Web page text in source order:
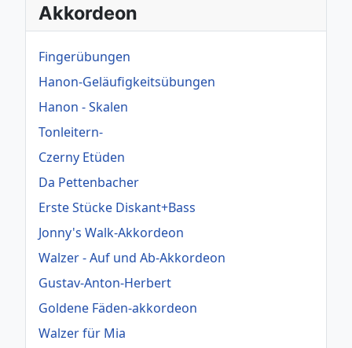
Akkordeon
Fingerübungen
Hanon-Geläufigkeitsübungen
Hanon - Skalen
Tonleitern-
Czerny Etüden
Da Pettenbacher
Erste Stücke Diskant+Bass
Jonny's Walk-Akkordeon
Walzer - Auf und Ab-Akkordeon
Gustav-Anton-Herbert
Goldene Fäden-akkordeon
Walzer für Mia